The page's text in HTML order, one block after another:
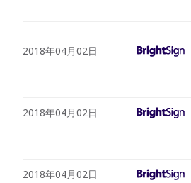
2018年04月02日
2018年04月02日
2018年04月02日